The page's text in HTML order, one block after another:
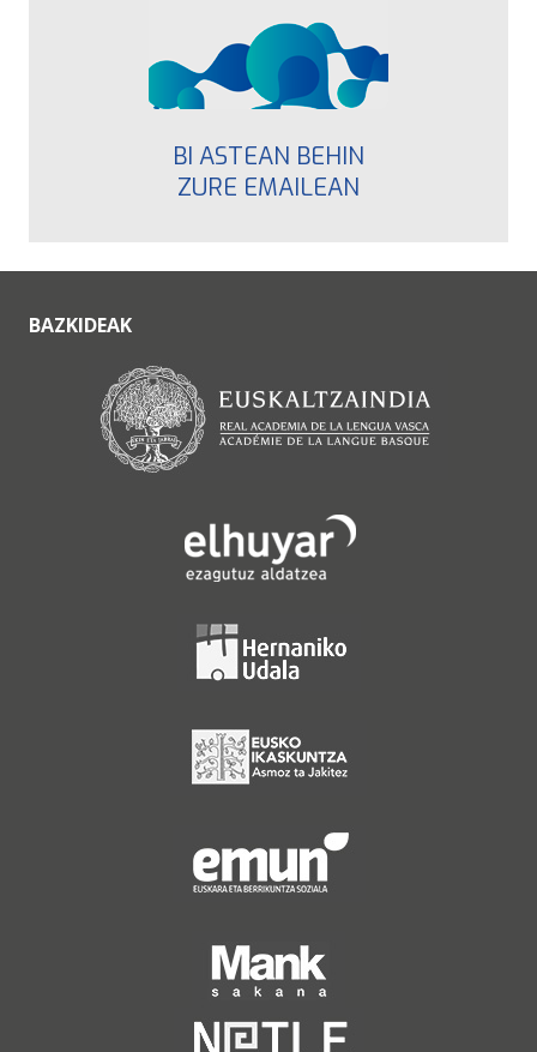
BI ASTEAN BEHIN
ZURE EMAILEAN
BAZKIDEAK